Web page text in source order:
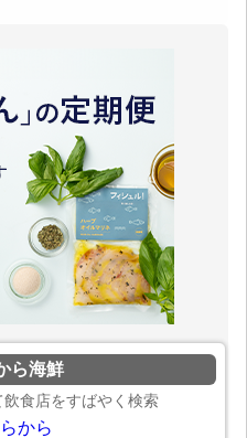
ら海鮮
食店をすばやく検索
から